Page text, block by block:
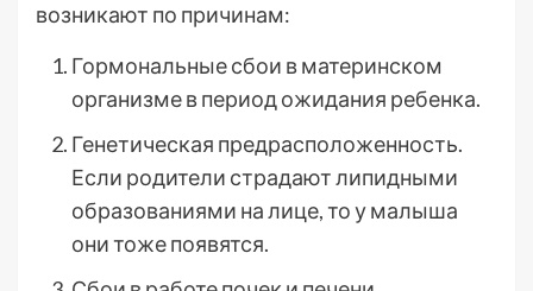
возникают по причинам:
Гормональные сбои в материнском
организме в период ожидания ребенка.
Генетическая предрасположенность.
Если родители страдают липидными
образованиями на лице, то у малыша
они тоже появятся.